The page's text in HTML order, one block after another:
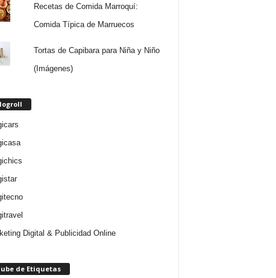
Recetas de Comida Marroquí:
Comida Típica de Marruecos
Tortas de Capibara para Niña y Niño
(Imágenes)
Digital & Publicidad Online
de Etiquetas